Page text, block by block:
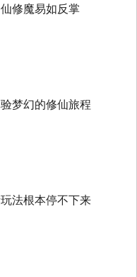
修魔易如反掌
梦幻的修仙旅程
法根本停不下来